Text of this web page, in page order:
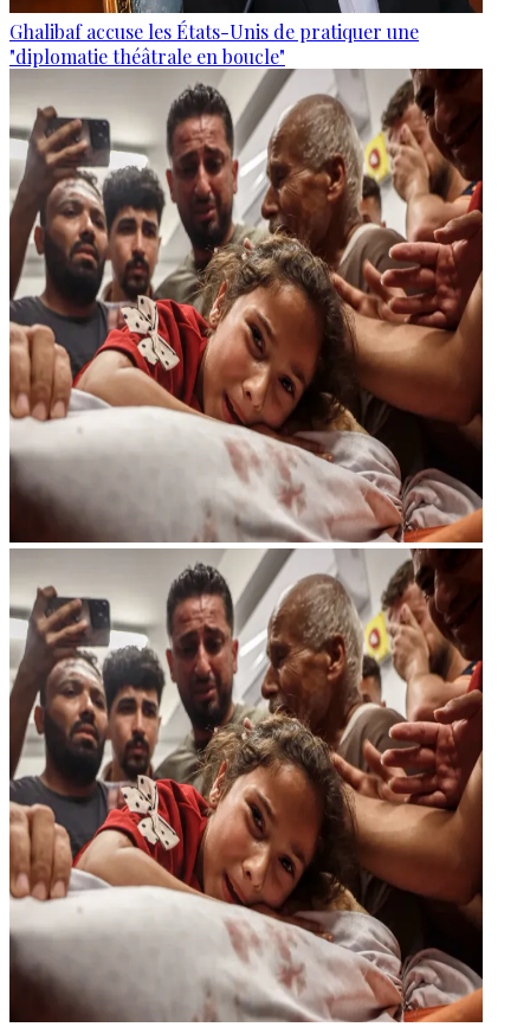
Ghalibaf accuse les États-Unis de pratiquer une
"diplomatie théâtrale en boucle"